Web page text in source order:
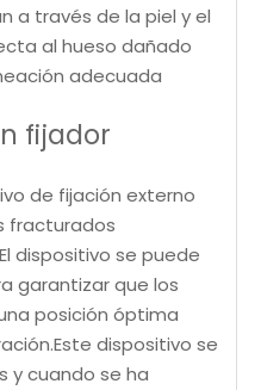
a través de la piel y el
al hueso dañado
adecuada
fijador
de fijación externo
fracturados
dispositivo se puede
garantizar que los
posición óptima
dispositivo se
y cuando se ha